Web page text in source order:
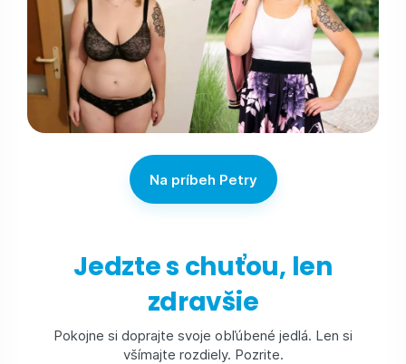
Na príbeh Petry
Jedzte s chuťou, len
zdravšie
Pokojne si doprajte svoje obľúbené jedlá. Len si
všímajte rozdiely. Pozrite.